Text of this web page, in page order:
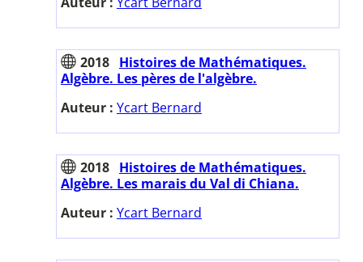
2018 Histoires de Mathématiques.
Algèbre. Les pères de l'algèbre.
Auteur : Ycart Bernard
2018 Histoires de Mathématiques.
Algèbre. Les marais du Val di Chiana.
Auteur : Ycart Bernard